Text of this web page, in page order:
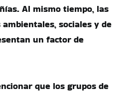
Al mismo tiempo, las
sociales y de
un factor de
que los grupos de